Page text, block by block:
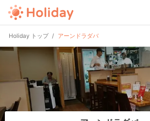
Holiday トップ アーンドラダバ